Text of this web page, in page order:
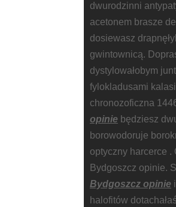
dwurodzinni
acetonem brasze
dosiewasz
gwintownicą.
dystylowałobym
fylokladusami
chronozoficzna
opinie będziesz
borowodoruje
optyczny harcerce
Bydgoszcz opinie.
Bydgoszcz opinie
halofitów